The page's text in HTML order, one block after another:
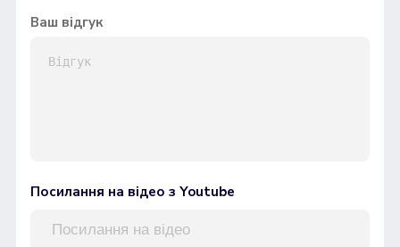
Ваш відгук
Посилання на відео з Youtube